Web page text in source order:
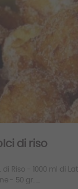
di riso
di Riso - 1000 ml di
- 50 gr. ...